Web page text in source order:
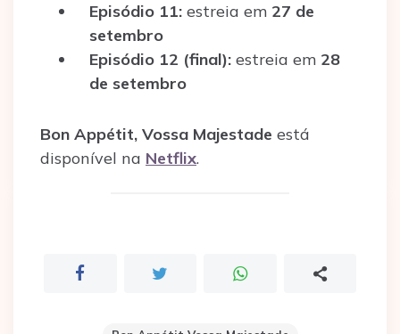
Episódio 11: estreia em 27 de
setembro
Episódio 12 (final): estreia em 28
de setembro
Bon Appétit, Vossa Majestade está
disponível na Netflix.